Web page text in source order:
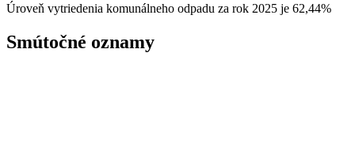
Úroveň vytriedenia komunálneho odpadu za rok 2025 je 62,44%
Smútočné oznamy